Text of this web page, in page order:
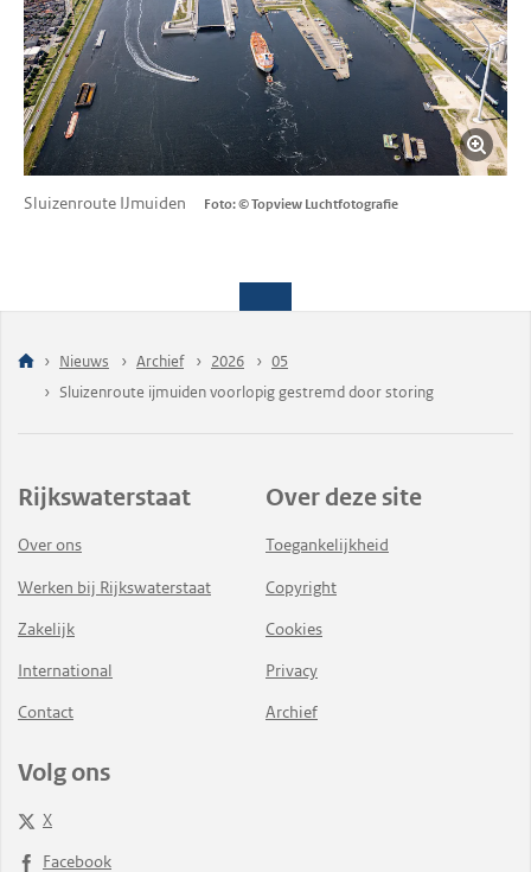
Sluizenroute IJmuiden Foto: © Topview Luchtfotografie
Nieuws Archief 2026
05
Sluizenroute ijmuiden voorlopig gestremd door storing
Rijkswaterstaat
Over ons
Werken bij Rijkswaterstaat
Zakelijk
International
Contact
Over deze site
Toegankelijkheid
Copyright
Cookies
Privacy
Archief
Volg ons
X
Facebook